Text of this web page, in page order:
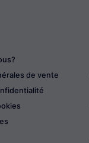
de vente